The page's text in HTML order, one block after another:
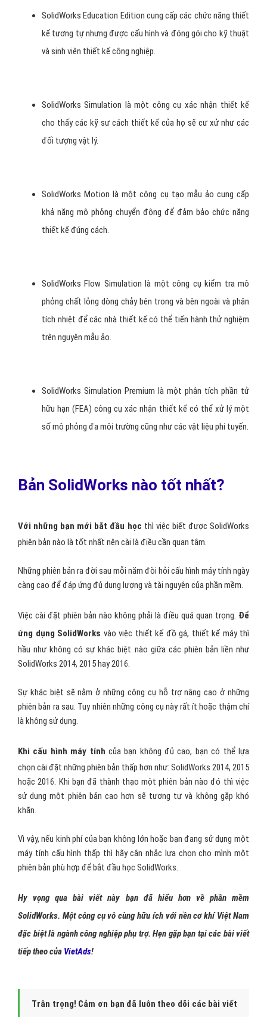
SolidWorks Education Edition cung cấp các chức năng thiết
kế tương tự nhưng được cấu hình và đóng gói cho kỹ thuật
và sinh viên thiết kế công nghiệp.
SolidWorks Simulation là một công cụ xác nhận thiết kế
cho thấy các kỹ sư cách thiết kế của họ sẽ cư xử như các
đối tượng vật lý.
SolidWorks Motion là một công cụ tạo mẫu ảo cung cấp
khả năng mô phỏng chuyển động để đảm bảo chức năng
thiết kế đúng cách.
SolidWorks Flow Simulation là một công cụ kiểm tra mô
phỏng chất lỏng dòng chảy bên trong và bên ngoài và phân
tích nhiệt để các nhà thiết kế có thể tiến hành thử nghiệm
trên nguyên mẫu ảo.
SolidWorks Simulation Premium là một phân tích phần tử
hữu hạn (FEA) công cụ xác nhận thiết kế có thể xử lý một
số mô phỏng đa môi trường cũng như các vật liệu phi tuyến.
Bản SolidWorks nào tốt nhất?
Với những bạn mới bắt đầu học thì việc biết được SolidWorks
phiên bản nào là tốt nhất nên cài là điều cần quan tâm.
Những phiên bản ra đời sau mỗi năm đòi hỏi cấu hình máy tính ngày
càng cao để đáp ứng đủ dung lượng và tài nguyên của phần mềm.
Việc cài đặt phiên bản nào không phải là điều quá quan trọng. Để
ứng dụng SolidWorks vào việc thiết kế đồ gá, thiết kế máy thì
hầu như không có sự khác biệt nào giữa các phiên bản liền như
SolidWorks 2014, 2015 hay 2016.
Sự khác biệt sẽ nằm ở những công cụ hỗ trợ nâng cao ở những
phiên bản ra sau. Tuy nhiên những công cụ này rất ít hoặc thậm chí
là không sử dụng.
Khi cấu hình máy tính của bạn không đủ cao, bạn có thể lựa
chọn cài đặt những phiên bản thấp hơn như: SolidWorks 2014, 2015
hoặc 2016. Khi bạn đã thành thạo một phiên bản nào đó thì việc
sử dụng một phiên bản cao hơn sẽ tương tự và không gặp khó
khăn.
Vì vậy, nếu kinh phí của bạn không lớn hoặc bạn đang sử dụng một
máy tính cấu hình thấp thì hãy cân nhắc lựa chọn cho mình một
phiên bản phù hợp để bắt đầu học SolidWorks.
Hy vọng qua bài viết này bạn đã hiểu hơn về phần mềm
SolidWorks. Một công cụ vô cùng hữu ích với nền cơ khí Việt Nam
đặc biệt là ngành công nghiệp phụ trợ. Hẹn gặp bạn tại các bài viết
tiếp theo của VietAds!
Trân trọng! Cảm ơn bạn đã luôn theo dõi các bài viết